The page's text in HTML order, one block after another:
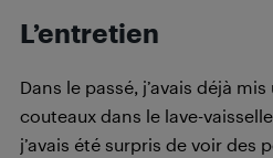
L’entretien
Dans le passé, j’avais déjà
couteaux dans le lave-
j’avais été surpris de voir des